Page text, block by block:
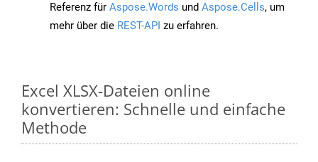
Referenz für Aspose.Words und Aspose.Cells, um
mehr über die REST-API zu erfahren.
Excel XLSX-Dateien online
konvertieren: Schnelle und einfache
Methode